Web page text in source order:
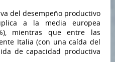
del desempeño productivo
a la media europea
mientras que entre las
Italia (con una caída del
de capacidad productiva